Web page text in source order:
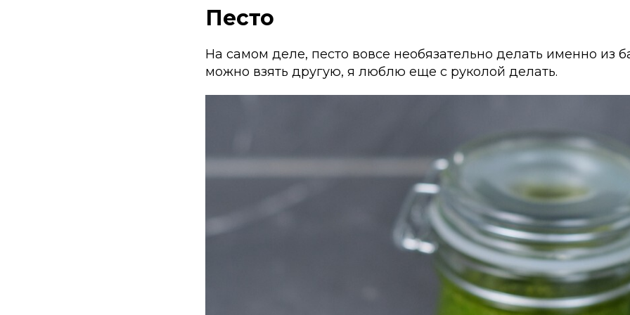
Песто
На самом деле, песто вовсе необязательно делать именно из
можно взять другую, я люблю еще с руколой делать.